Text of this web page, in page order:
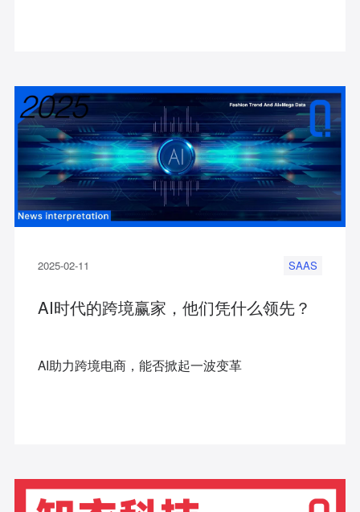
2025-02-11 SAAS
AI时代的跨境赢家，他们凭什么领先？
AI助力跨境电商，能否掀起一波变革